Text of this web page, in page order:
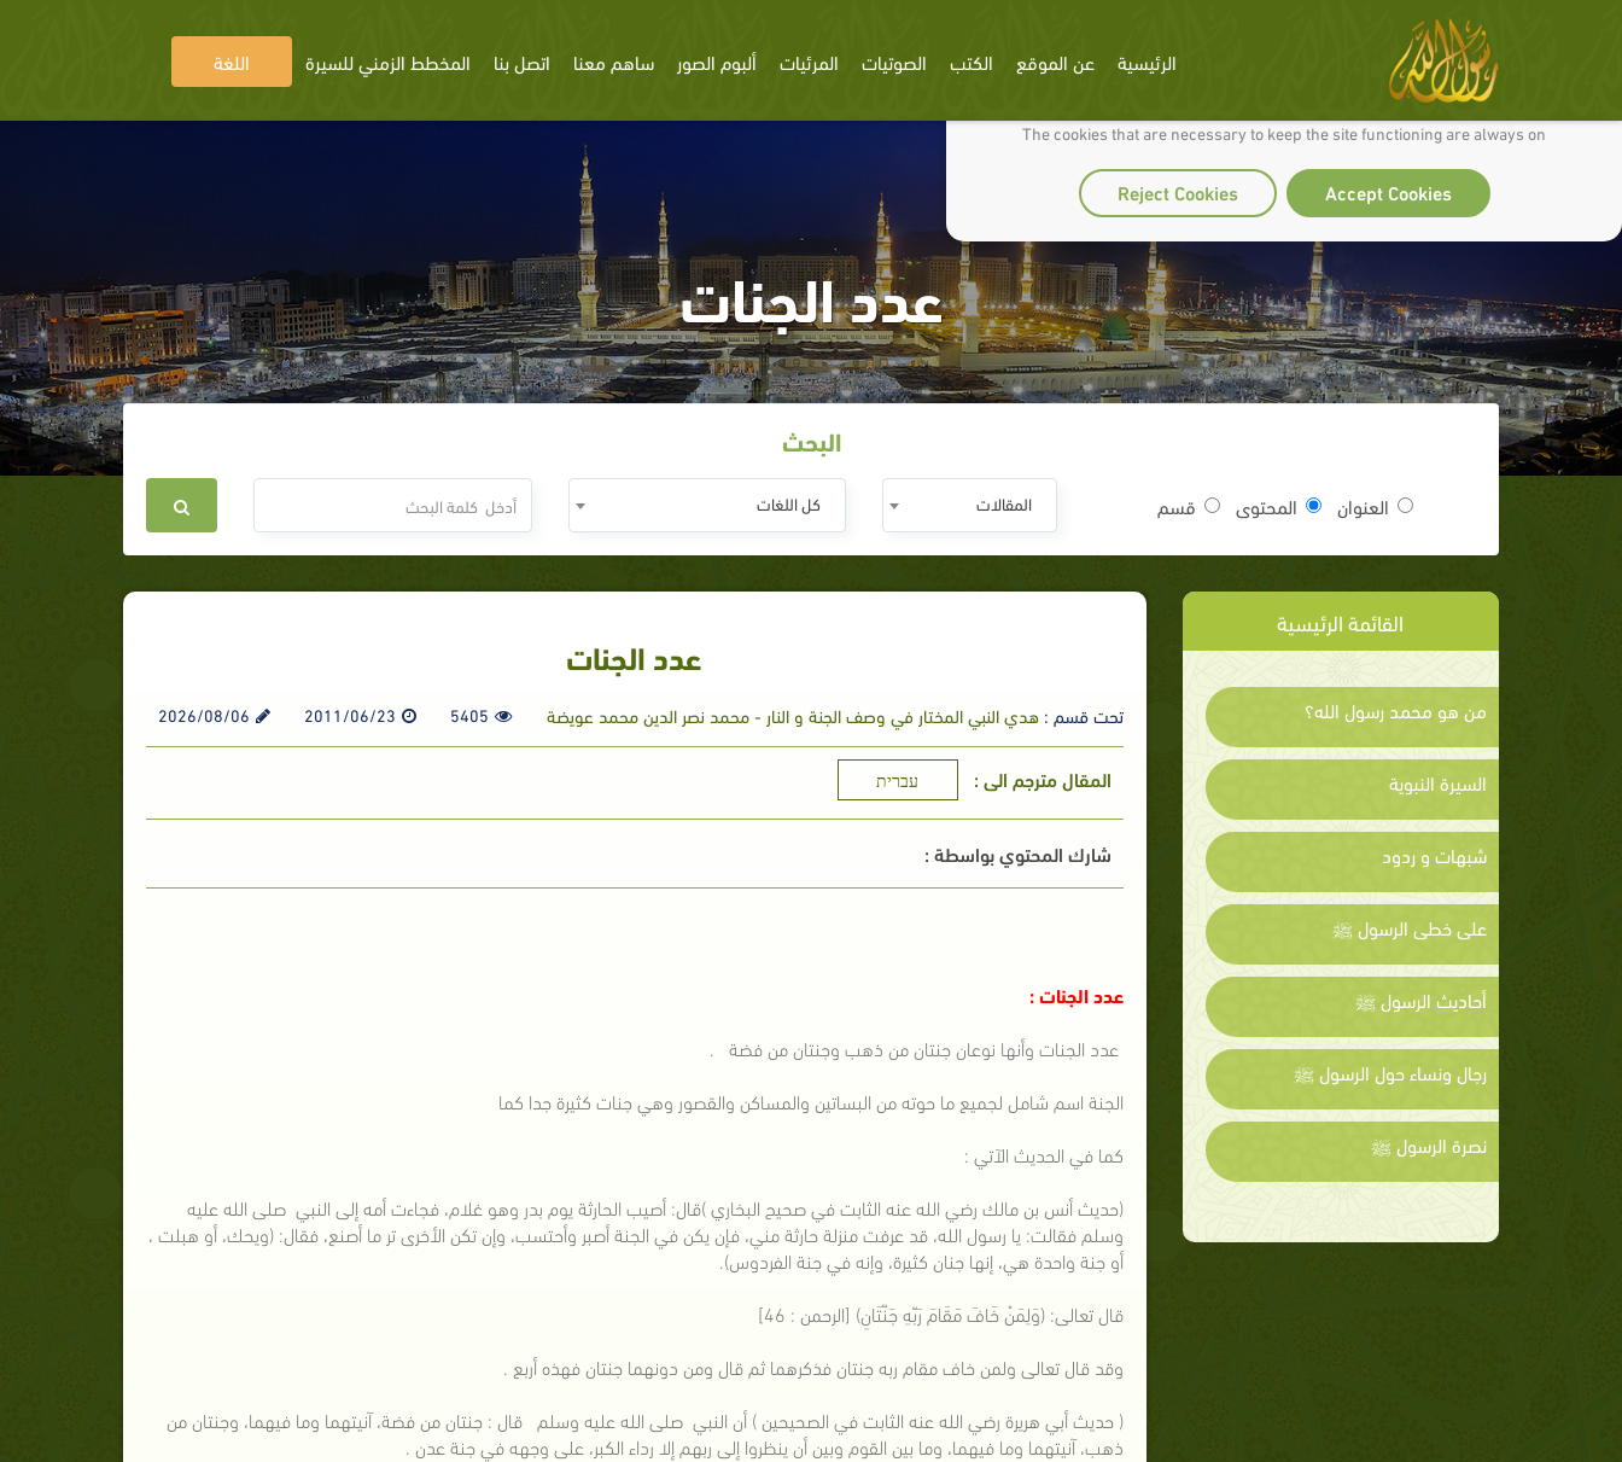
We use cookies to make our site work well for you and so we can continually improve it.
The cookies that are necessary to keep the site functioning are always on
Accept Cookies
Reject Cookies
الرئيسية عن الموقع الكتب الصوتيات المرئيات ألبوم الصور ساهم معنا اتصل بنا المخطط الزمني للسيرة اللغة
عدد الجنات
البحث
العنوان المحتوى قسم المقالات كل اللغات
القائمة الرئيسية
من هو محمد رسول الله؟
السيرة النبوية
شبهات و ردود
على خطى الرسول ﷺ
أحاديث الرسول ﷺ
رجال ونساء حول الرسول ﷺ
نصرة الرسول ﷺ
عدد الجنات
تحت قسم :هدي النبي المختار في وصف الجنة و النار - محمد نصر الدين محمد عويضة 5405
2011/06/23
2026/08/06
المقال مترجم الى : עברית
شارك المحتوي بواسطة :
عدد الجنات :
عدد الجنات وأنها نوعان جنتان من ذهب وجنتان من فضة .
الجنة اسم شامل لجميع ما حوته من البساتين والمساكن والقصور وهي جنات كثيرة جدا كما
كما في الحديث الآتي :
(حديث أنس بن مالك رضي الله عنه الثابت في صحيح البخاري )قال: أصيب الحارثة يوم بدر وهو غلام، فجاءت أمه إلى النبي صلى الله عليه
وسلم فقالت: يا رسول الله، قد عرفت منزلة حارثة مني، فإن يكن في الجنة أصبر وأحتسب، وإن تكن الأخرى تر ما أصنع، فقال: (ويحك، أو هبلت ،
أو جنة واحدة هي، إنها جنان كثيرة، وإنه في جنة الفردوس).
قال تعالى: (وَلِمَنْ خَافَ مَقَامَ رَبّهِ جَنّتَانِ) [الرحمن : 46]
وقد قال تعالى ولمن خاف مقام ربه جنتان فذكرهما ثم قال ومن دونهما جنتان فهذه أربع .
( حديث أبي هريرة رضي الله عنه الثابت في الصحيحين ) أن النبي صلى الله عليه وسلم قال : جنتان من فضة، آنيتهما وما فيهما، وجنتان من
ذهب، آنيتهما وما فيهما، وما بين القوم وبين أن ينظروا إلى ربهم إلا رداء الكبر، على وجهه في جنة عدن .